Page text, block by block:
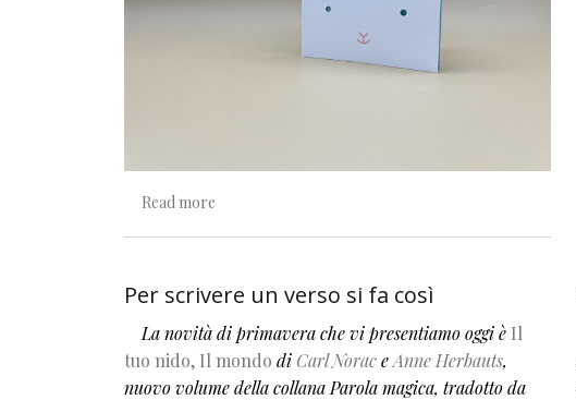
Read more
Per scrivere un verso si fa così
La novità di primavera che vi presentiamo oggi è Il
tuo nido, Il mondo di Carl NoraceAnne Herbauts,
nuovo volume della collana Parola magica, tradotto da